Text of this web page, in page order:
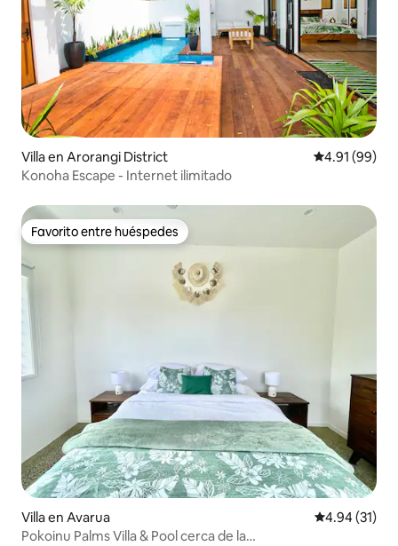
Villa en Arorangi District Calificación
4.91 (99)
Konoha Escape - Internet ilimitado
Favorito entre huéspedes
Favorito entre huéspedes
Villa en Avarua Calificación
4.94 (31)
Pokoinu Palms Villa & Pool cerca de la